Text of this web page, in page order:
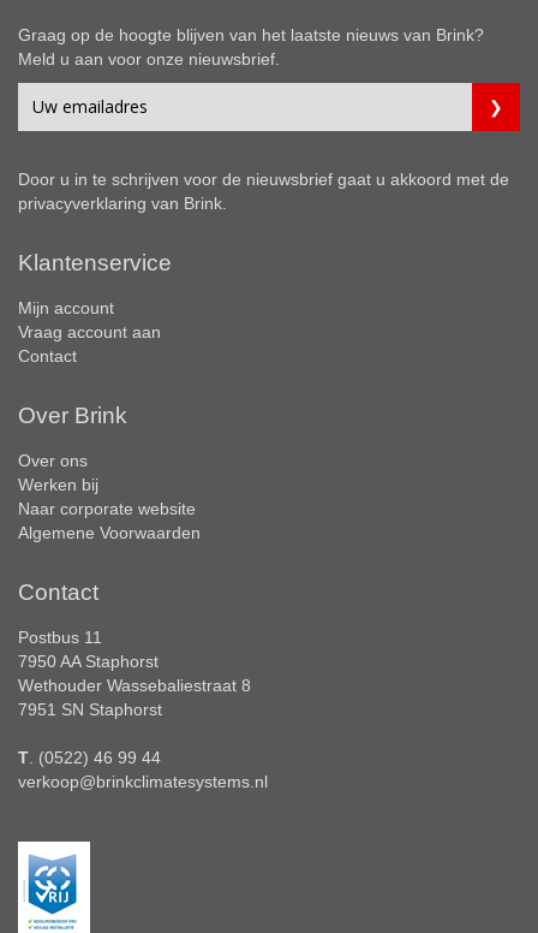
Graag op de hoogte blijven van het laatste nieuws van Brink?
Meld u aan voor onze nieuwsbrief.
Door u in te schrijven voor de nieuwsbrief gaat u akkoord met de
privacyverklaring van Brink.
Klantenservice
Mijn account
Vraag account aan
Contact
Over Brink
Over ons
Werken bij
Naar corporate website
Algemene Voorwaarden
Contact
Postbus 11
7950 AA Staphorst
Wethouder Wassebaliestraat 8
7951 SN Staphorst
T . (0522) 46 99 44
verkoop@brinkclimatesystems.nl